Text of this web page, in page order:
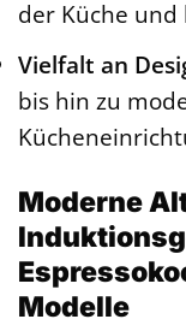
der Küche
Vielfalt an
bis hin zu
Moderne
Modelle